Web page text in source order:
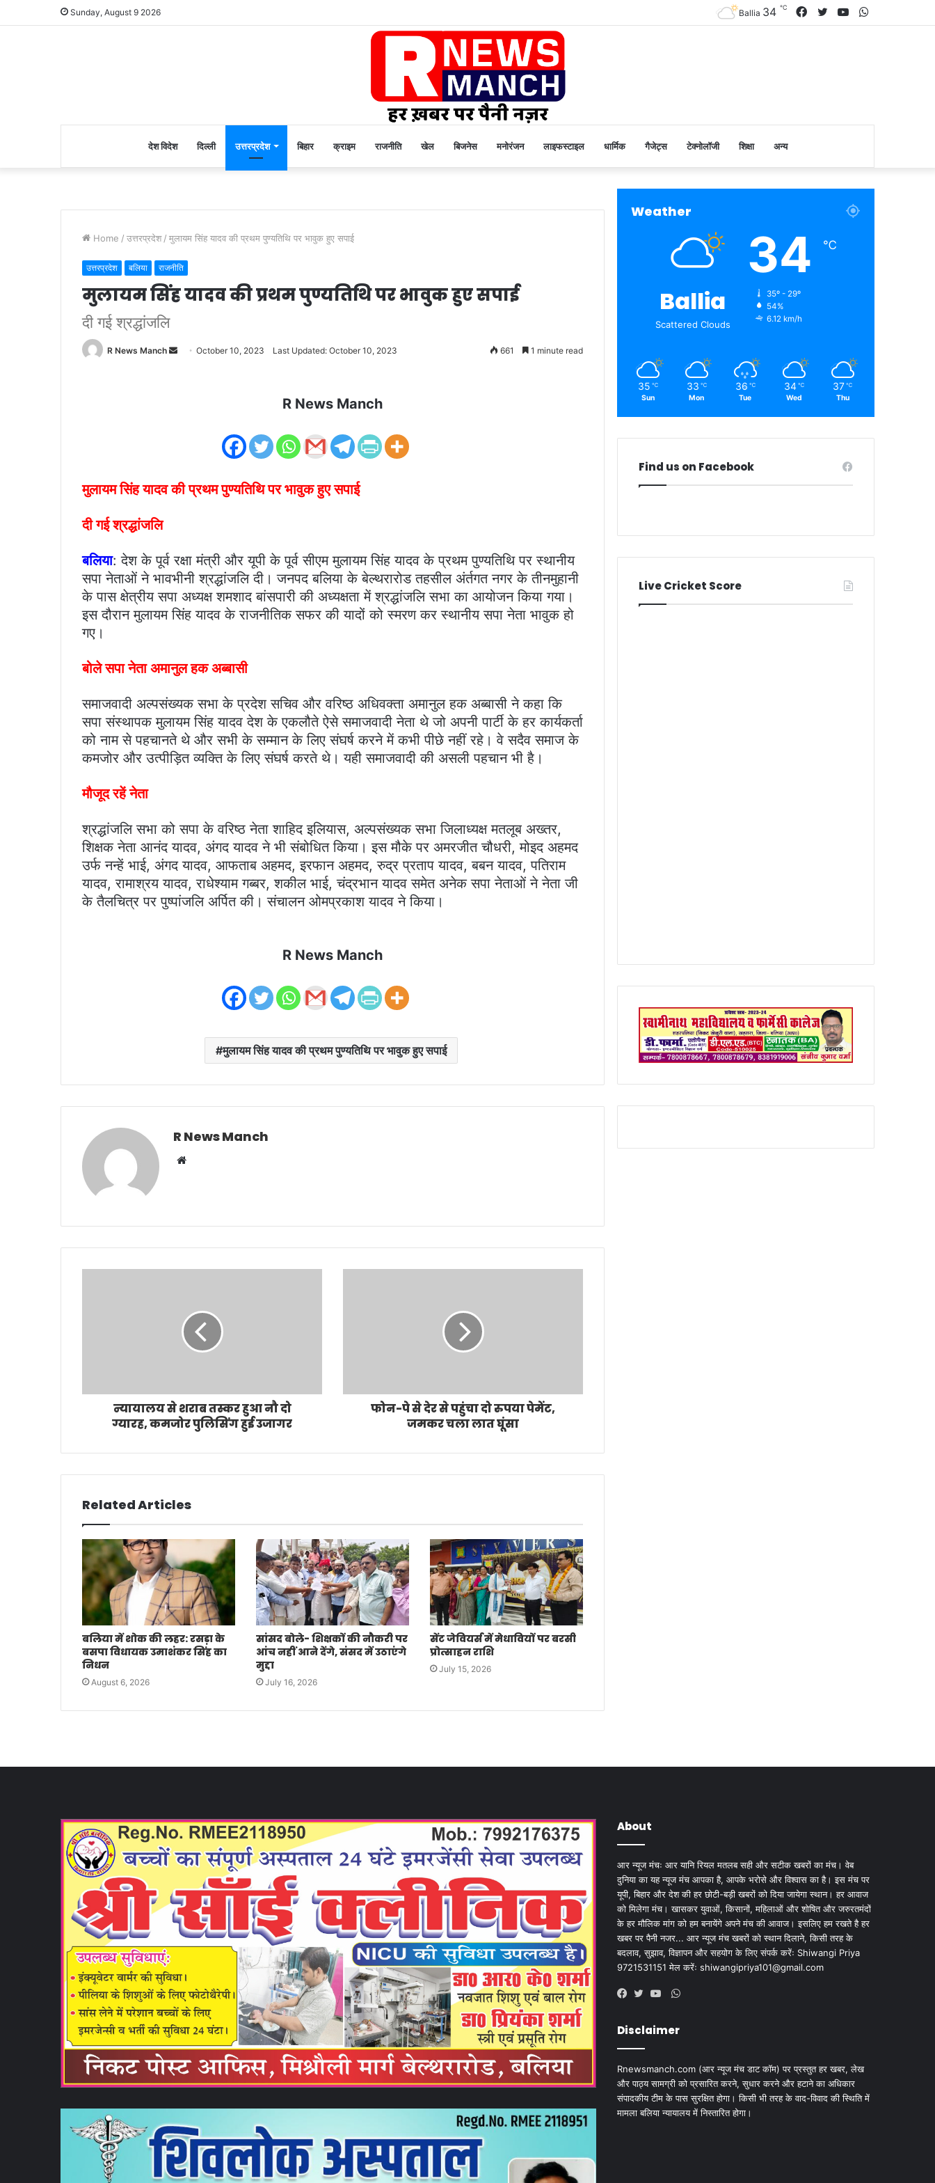
Sunday, August 9 2026 YouTube
Twitter
Facebook
Ballia 34 ℃
देश विदेश दिल्ली उत्तरप्रदेश बिहार क्राइम राजनीति खेल बिजनेस मनोरंजन लाइफस्टाइल धार्मिक गैजेट्स टेक्नोलॉजी शिक्षा अन्य
Home / उत्तरप्रदेश / मुलायम सिंह यादव की प्रथम पुण्यतिथि पर भावुक हुए सपाई
उत्तरप्रदेश बलिया राजनीति
मुलायम सिंह यादव की प्रथम पुण्यतिथि पर भावुक हुए सपाई
दी गई श्रद्धांजलि
R News Manch
SendOctober 10, 2023 Last Updated: October 10, 2023 661 1 minute read
R News Manch
मुलायम सिंह यादव की प्रथम पुण्यतिथि पर भावुक हुए सपाई
दी गई श्रद्धांजलि
बलिया: देश के पूर्व रक्षा मंत्री और यूपी के पूर्व सीएम मुलायम सिंह यादव के प्रथम पुण्यतिथि पर स्थानीय
सपा नेताओं ने भावभीनी श्रद्धांजलि दी। जनपद बलिया के बेल्थरारोड तहसील अंर्तगत नगर के तीनमुहानी
के पास क्षेत्रीय सपा अध्यक्ष शमशाद बांसपारी की अध्यक्षता में श्रद्धांजलि सभा का आयोजन किया गया।
इस दौरान मुलायम सिंह यादव के राजनीतिक सफर की यादों को स्मरण कर स्थानीय सपा नेता भावुक हो
गए।
बोले सपा नेता अमानुल हक अब्बासी
समाजवादी अल्पसंख्यक सभा के प्रदेश सचिव और वरिष्ठ अधिवक्ता अमानुल हक अब्बासी ने कहा कि
सपा संस्थापक मुलायम सिंह यादव देश के एकलौते ऐसे समाजवादी नेता थे जो अपनी पार्टी के हर कार्यकर्ता
को नाम से पहचानते थे और सभी के सम्मान के लिए संघर्ष करने में कभी पीछे नहीं रहे। वे सदैव समाज के
कमजोर और उत्पीड़ित व्यक्ति के लिए संघर्ष करते थे। यही समाजवादी की असली पहचान भी है।
मौजूद रहें नेता
श्रद्धांजलि सभा को सपा के वरिष्ठ नेता शाहिद इलियास, अल्पसंख्यक सभा जिलाध्यक्ष मतलूब अख्तर,
शिक्षक नेता आनंद यादव, अंगद यादव ने भी संबोधित किया। इस मौके पर अमरजीत चौधरी, मोइद अहमद
उर्फ नन्हें भाई, अंगद यादव, आफताब अहमद, इरफान अहमद, रुद्र प्रताप यादव, बबन यादव, पतिराम
यादव, रामाश्रय यादव, राधेश्याम गब्बर, शकील भाई, चंद्रभान यादव समेत अनेक सपा नेताओं ने नेता जी
के तैलचित्र पर पुष्पांजलि अर्पित की। संचालन ओमप्रकाश यादव ने किया।
R News Manch
मुलायम सिंह यादव की प्रथम पुण्यतिथि पर भावुक हुए सपाई
R News Manch
Website
न्यायालय से शराब तस्कर हुआ नौ दो
ग्यारह, कमजोर पुलिसिंग हुई उजागर
फोन-पे से देर से पहुंचा दो रुपया पेमेंट,
जमकर चला लात घूंसा
Related Articles
बलिया में शोक की लहर: रसड़ा के
बसपा विधायक उमाशंकर सिंह का
निधन
August 6, 2026
सांसद बोले- शिक्षकों की नौकरी पर
आंच नहीं आने देंगे, संसद में उठाएंगे
मुद्दा
July 16, 2026
सेंट जेवियर्स में मेधावियों पर बरसी
प्रोत्साहन राशि
July 15, 2026
Weather
Ballia
Scattered Clouds
34 ℃
35º - 29º
54%
6.12 km/h
35 ℃
Sun
33 ℃
Mon
36 ℃
Tue
34 ℃
Wed
37 ℃
Thu
Find us on Facebook
Live Cricket Score
About
आर न्यूज मंचः आर यानि रियल मतलब सही और सटीक खबरों का मंच। वेब
दुनिया का यह न्यूज मंच आपका है, आपके भरोसे और विश्वास का है। इस मंच पर
यूपी, बिहार और देश की हर छोटी-बड़ी खबरों को दिया जायेगा स्थान। हर आवाज
को मिलेगा मंच। खासकर युवाओं, किसानों, महिलाओं और शोषित और जरुरतमंदों
के हर मौलिक मांग को हम बनायेंगे अपने मंच की आवाज। इसलिए हम रखते है हर
खबर पर पैनी नजर... आर न्यूज मंच खबरों को स्थान दिलाने, किसी तरह के
बदलाव, सुझाव, विज्ञापन और सहयोग के लिए संपर्क करेंः Shiwangi Priya
9721531151 मेल करेंः shiwangipriya101@gmail.com
WhatsApp
Disclaimer
Rnewsmanch.com (आर न्यूज मंच डाट काॅम) पर प्रस्तुत हर खबर, लेख
और पाठ्य सामग्री को प्रसारित करने, सुधार करने और हटाने का अधिकार
संपादकीय टीम के पास सुरक्षित होगा। किसी भी तरह के वाद-विवाद की स्थिति में
मामला बलिया न्यायालय में निस्तारित होगा।